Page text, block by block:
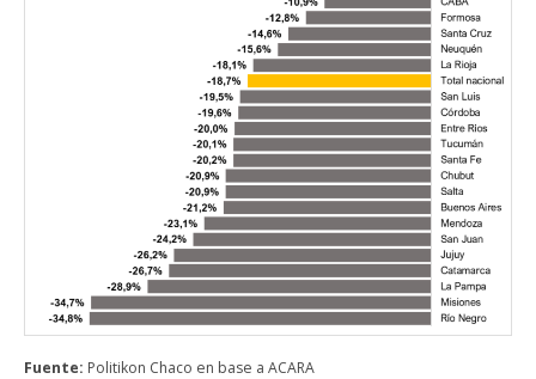
Fuente: Politikon Chaco en base a ACARA